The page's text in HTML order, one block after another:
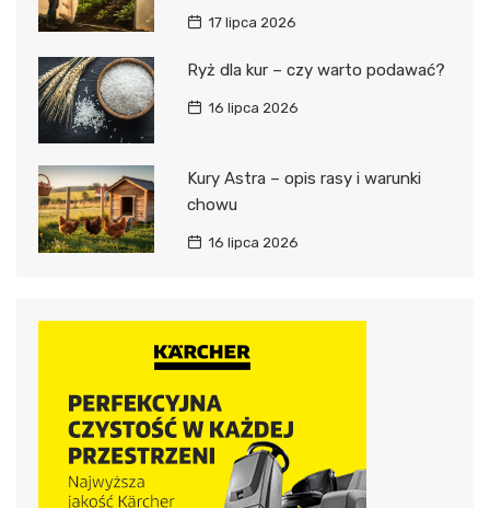
17 lipca 2026
Ryż dla kur – czy warto podawać?
16 lipca 2026
Kury Astra – opis rasy i warunki
chowu
16 lipca 2026